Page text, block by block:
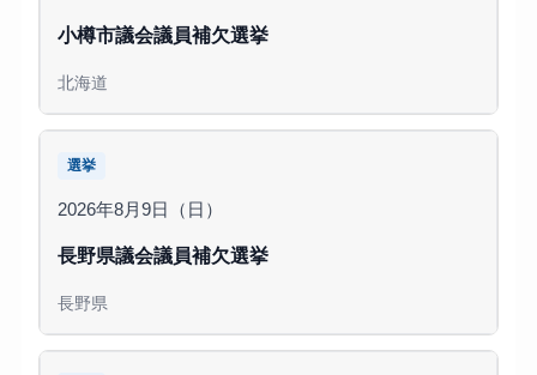
小樽市議会議員補欠選挙
北海道
選挙
2026年8月9日（日）
長野県議会議員補欠選挙
長野県